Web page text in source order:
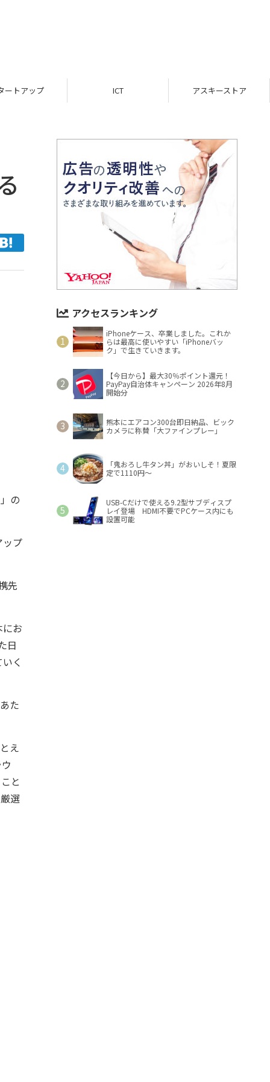
ICT アスキーストア インフォメーション
の
プ
先
お
日
く
た
え
と
選
アクセスランキング
iPhoneケース、卒業しました。これか
らは最高に使いやすい「iPhoneバッ
ク」で生きていきます。
【今日から】最大30％ポイント還元！
PayPay自治体キャンペーン 2026年8月
開始分
熊本にエアコン300台即日納品、ビック
カメラに称賛「大ファインプレー」
「鬼おろし牛タン丼」がおいしそ！夏限
定で1110円～
USB-Cだけで使える9.2型サブディスプ
レイ登場 HDMI不要でPCケース内にも
設置可能